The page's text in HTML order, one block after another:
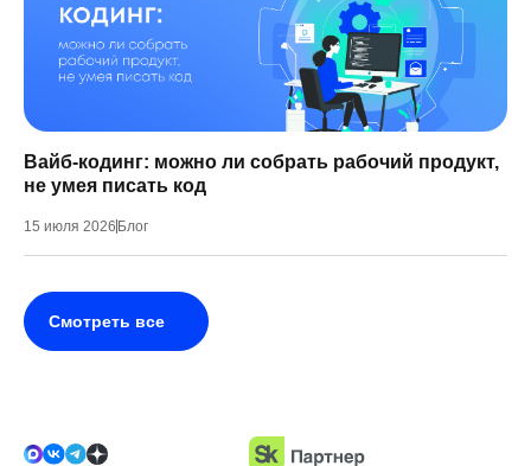
Вайб-кодинг: можно ли собрать рабочий продукт,
не умея писать код
15 июля 2026 Блог
Смотреть все